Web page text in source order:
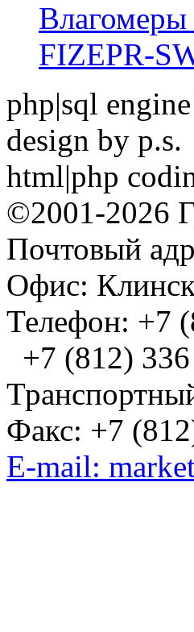
Влагомеры
FIZEPR-
php|sql
design by p.s.
html|php
©2001-2026
Почтовый
Офис:
Телефон: +7
+7 (812)
Факс: +7
E-mail: